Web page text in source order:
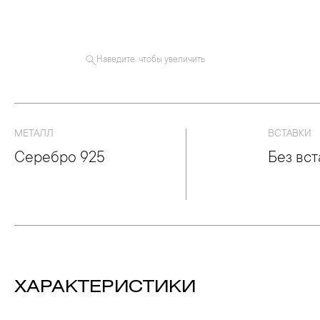
Наведите, чтобы увеличить
МЕТАЛЛ
Серебро 925
ВСТАВКИ
Без
ХАРАКТЕРИСТИКИ